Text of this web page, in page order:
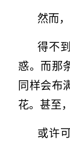
然而
得不
惑。而那
同样会布
花。甚至
或许